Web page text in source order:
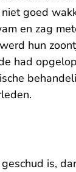
goed
en zag
hun
had
is,